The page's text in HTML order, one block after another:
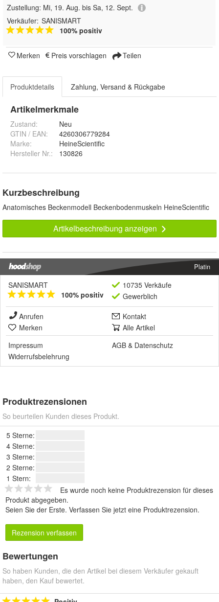
Zustellung: Mi, 19. Aug. bis Sa, 12. Sept.
Verkäufer: SANISMART
100% positiv
Merken Preis vorschlagen Teilen
Produktdetails Zahlung, Versand & Rückgabe
Artikelmerkmale
Zustand:
Neu
GTIN / EAN:
4260306779284
Marke:
HeineScientific
Hersteller Nr.:
130826
Kurzbeschreibung
Anatomisches Beckenmodell Beckenbodenmuskeln HeineScientific
Artikelbeschreibung anzeigen
Platin
SANISMART
100% positiv
10735 Verkäufe
Gewerblich
Anrufen
Kontakt
Merken
Alle Artikel
Impressum
AGB & Datenschutz
Widerrufsbelehrung
Produktrezensionen
So beurteilen Kunden dieses Produkt.
5 Sterne:
4 Sterne:
3 Sterne:
2 Sterne:
1 Stern:
Es wurde noch keine Produktrezension für dieses
Produkt abgegeben.
Seien Sie der Erste. Verfassen Sie jetzt eine Produktrezension.
Rezension verfassen
Bewertungen
So haben Kunden, die den Artikel bei diesem Verkäufer gekauft
haben, den Kauf bewertet.